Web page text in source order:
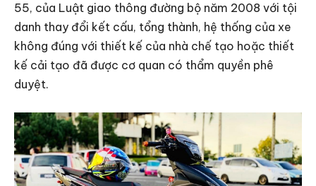
55, của Luật giao thông đường bộ năm 2008 với tội
danh thay đổi kết cấu, tổng thành, hệ thống của xe
không đúng với thiết kế của nhà chế tạo hoặc thiết
kế cải tạo đã được cơ quan có thẩm quyền phê
duyệt.